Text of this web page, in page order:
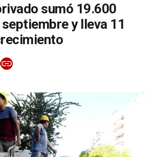
sumó 19.600
y lleva 11